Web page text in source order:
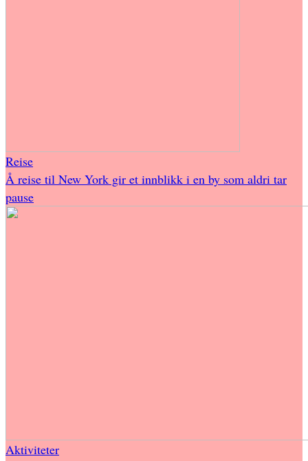
Reise
Å reise til New York gir et innblikk i en by som aldri tar
pause
Aktiviteter